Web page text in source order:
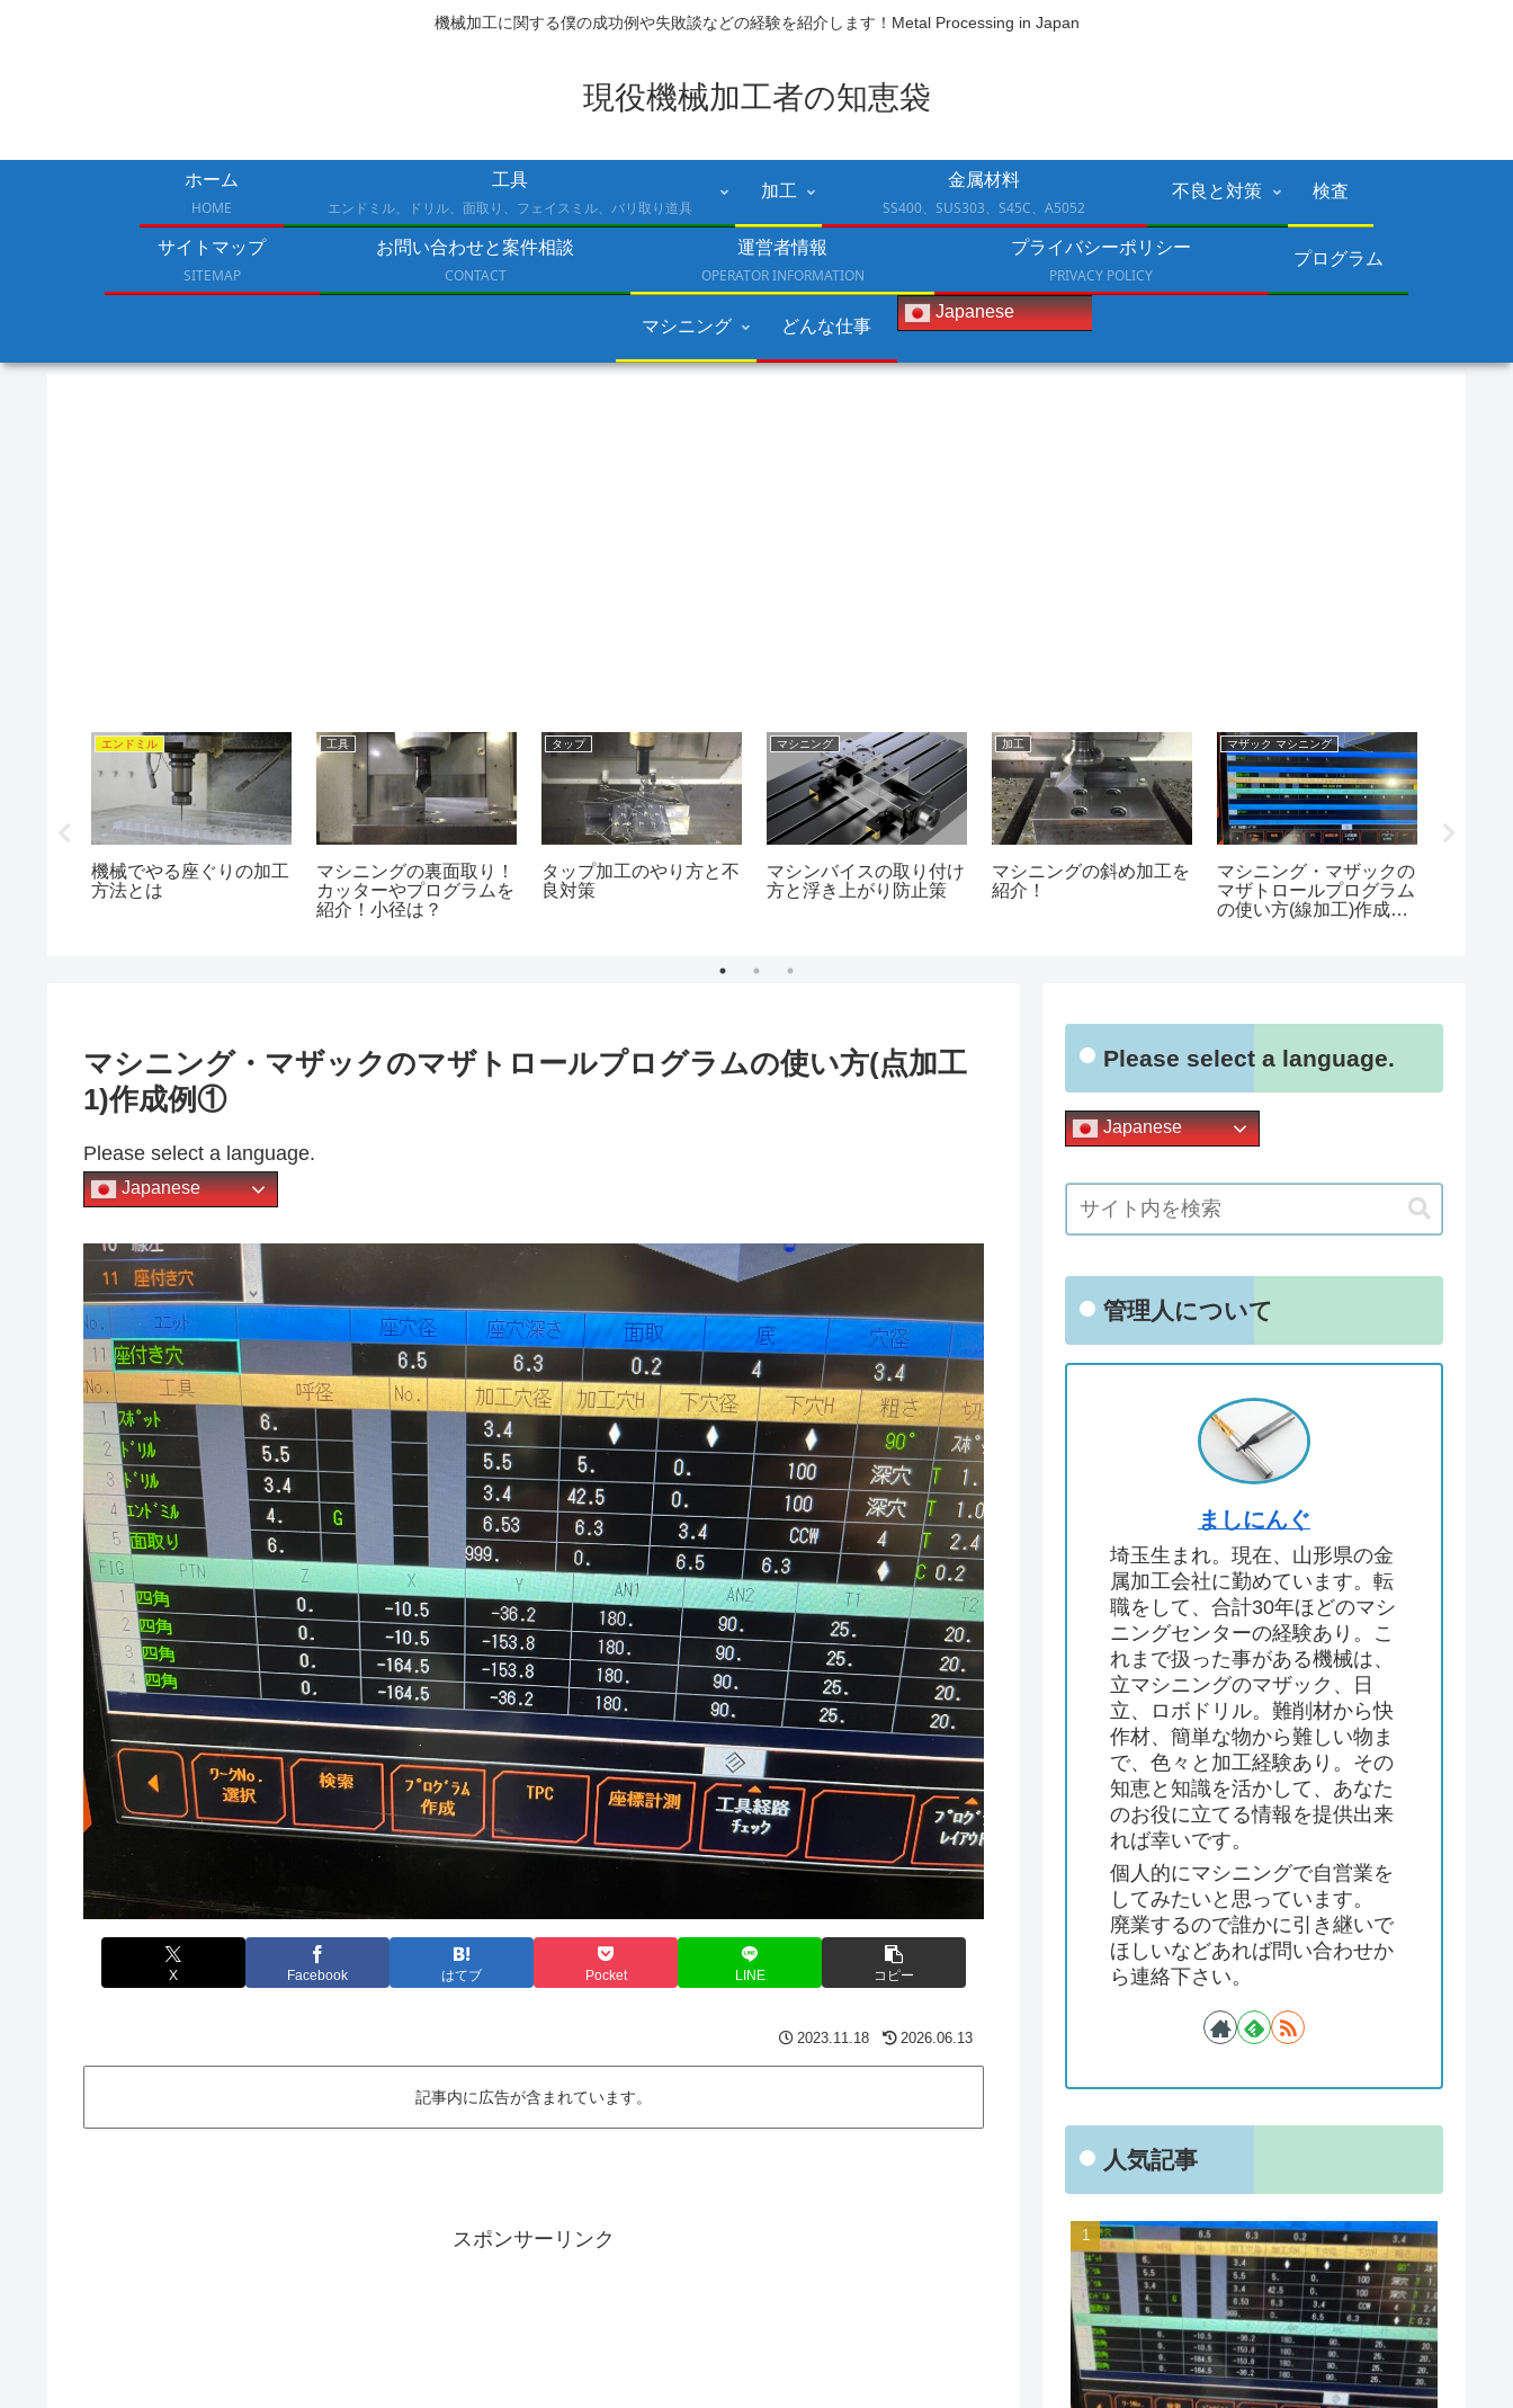
機械加工に関する僕の成功例や失敗談などの経験を紹介します！Metal Processing in Japan
現役機械加工者の知恵袋
ホーム
HOME
工具
エンドミル、ドリル、面取り、フェイスミル、バリ取り道具
加工
金属材料
SS400、SUS303、S45C、A5052
不良と対策 検査
サイトマップ
SITEMAP
お問い合わせと案件相談
CONTACT
運営者情報
OPERATOR INFORMATION
プライバシーポリシー
PRIVACY POLICY
プログラム
マシニング どんな仕事
Japanese
エンドミル
機械でやる座ぐりの加工
方法とは
工具
マシニングの裏面取り！
カッターやプログラムを
紹介！小径は？
タップ
タップ加工のやり方と不
良対策
マシニング
マシンバイスの取り付け
方と浮き上がり防止策
加工
マシニングの斜め加工を
紹介！
マザック マシニング
マシニング・マザックの
マザトロールプログラム
の使い方(線加工)作成例
マシニング・マザックのマザトロールプログラムの使い方(点加工
1)作成例①
Please select a language.
Japanese
X Facebook はてブ Pocket LINE コピー
2023.11.18 2026.06.13
記事内に広告が含まれています。
スポンサーリンク
Please select a language.
Japanese
管理人について
ましにんぐ
埼玉生まれ。現在、山形県の金
属加工会社に勤めています。転
職をして、合計30年ほどのマシ
ニングセンターの経験あり。こ
れまで扱った事がある機械は、
立マシニングのマザック、日
立、ロボドリル。難削材から快
作材、簡単な物から難しい物ま
で、色々と加工経験あり。その
知恵と知識を活かして、あなた
のお役に立てる情報を提供出来
れば幸いです。
個人的にマシニングで自営業を
してみたいと思っています。
廃業するので誰かに引き継いで
ほしいなどあれば問い合わせか
ら連絡下さい。
人気記事